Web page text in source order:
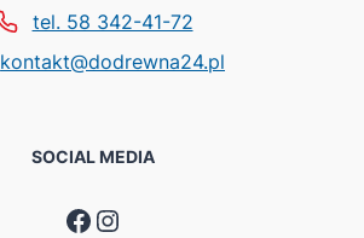
tel. 58 342-41-72
kontakt@dodrewna24.pl
SOCIAL MEDIA
Facebook
Instagram